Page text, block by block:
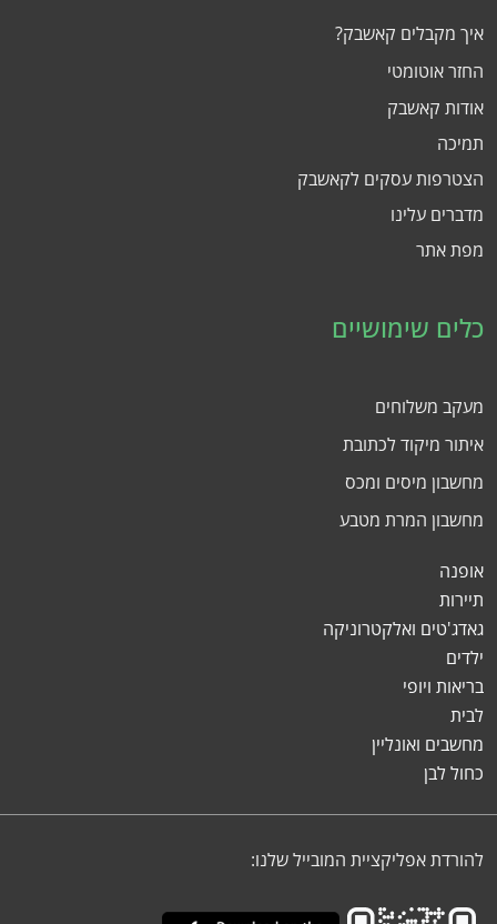
איך מקבלים קאשבק?
החזר אוטומטי
אודות קאשבק
תמיכה
הצטרפות עסקים לקאשבק
מדברים עלינו
מפת אתר
כלים שימושיים
מעקב משלוחים
איתור מיקוד לכתובת
מחשבון מיסים ומכס
מחשבון המרת מטבע
אופנה
תיירות
גאדג'טים ואלקטרוניקה
ילדים
בריאות ויופי
לבית
מחשבים ואונליין
כחול לבן
להורדת אפליקציית המובייל שלנו: